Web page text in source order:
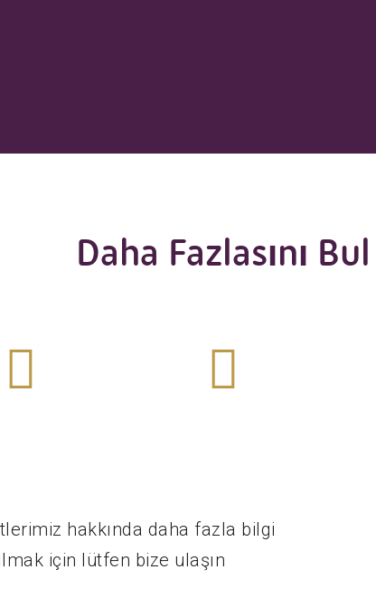
Daha Fazlasını Bul
bul
fazlasını bul
hakkında daha fazla bilgi
için lütfen bize ulaşın